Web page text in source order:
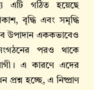
এটি গঠিত হয়েছে
বৃদ্ধি এবং সমৃদ্ধি
উপাদান এককভাবেও
পরও থাকে
এ কারণে এদের
হচ্ছে, এ নিষ্প্রাণ